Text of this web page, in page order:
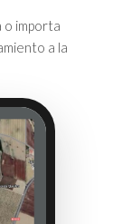
o importa
a la